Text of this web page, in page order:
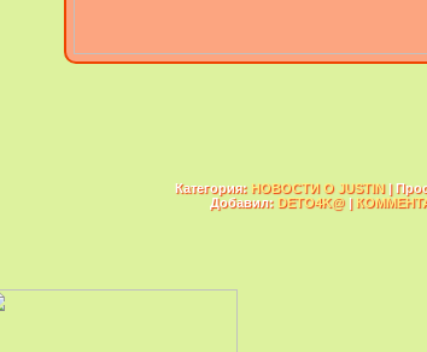
Категория: НОВОСТИ О JUSTIN|
Добавил: DETO4K@ |